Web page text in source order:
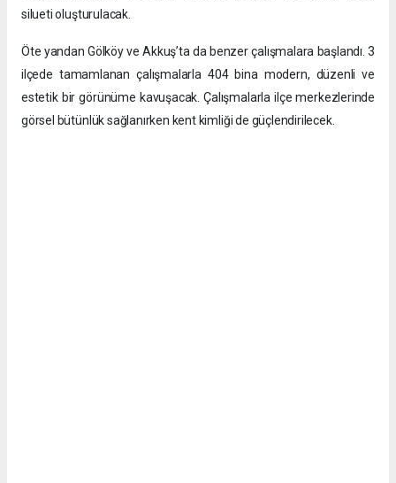
silueti oluşturulacak.
Öte yandan Gölköy ve Akkuş’ta da benzer çalışmalara başlandı. 3
ilçede tamamlanan çalışmalarla 404 bina modern, düzenli ve
estetik bir görünüme kavuşacak. Çalışmalarla ilçe merkezlerinde
görsel bütünlük sağlanırken kent kimliği de güçlendirilecek.